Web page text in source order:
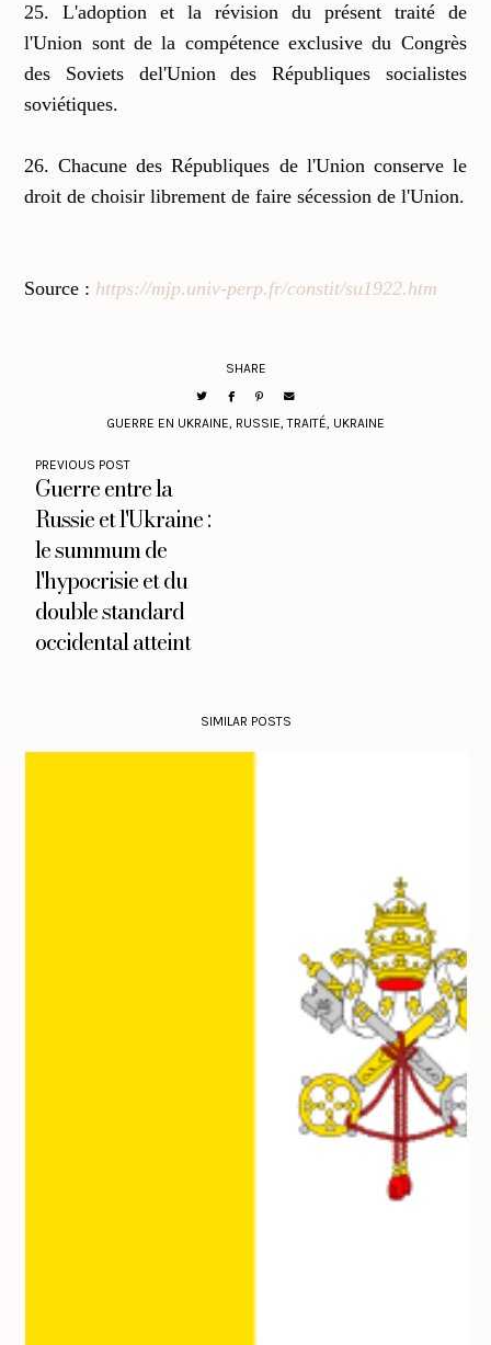
25. L'adoption et la révision du présent traité de
l'Union sont de la compétence exclusive du Congrès
des Soviets del'Union des Républiques socialistes
soviétiques.
26. Chacune des Républiques de l'Union conserve le
droit de choisir librement de faire sécession de l'Union.
Source : https://mjp.univ-perp.fr/constit/su1922.htm
SHARE
GUERRE EN UKRAINE, RUSSIE, TRAITÉ, UKRAINE
PREVIOUS POST
Guerre entre la
Russie et l'Ukraine :
le summum de
l'hypocrisie et du
double standard
occidental atteint
SIMILAR POSTS